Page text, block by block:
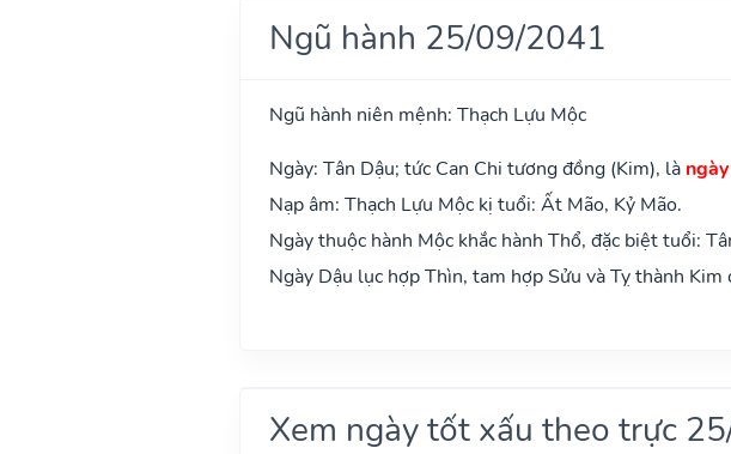
Ngũ hành 25/09/2041
Ngũ hành niên mệnh: Thạch Lựu Mộc
Ngày: Tân Dậu; tức Can Chi tương đồng (Kim), là
Nạp âm: Thạch Lựu Mộc kị tuổi: Ất Mão, Kỷ Mão.
Ngày thuộc hành Mộc khắc hành Thổ, đặc biệt tuổi:
Ngày Dậu lục hợp Thìn, tam hợp Sửu và Tỵ thành
Xem ngày tốt xấu theo trực